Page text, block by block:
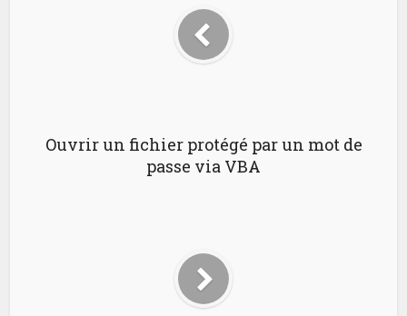
Ouvrir un fichier protégé par un mot de
passe via VBA